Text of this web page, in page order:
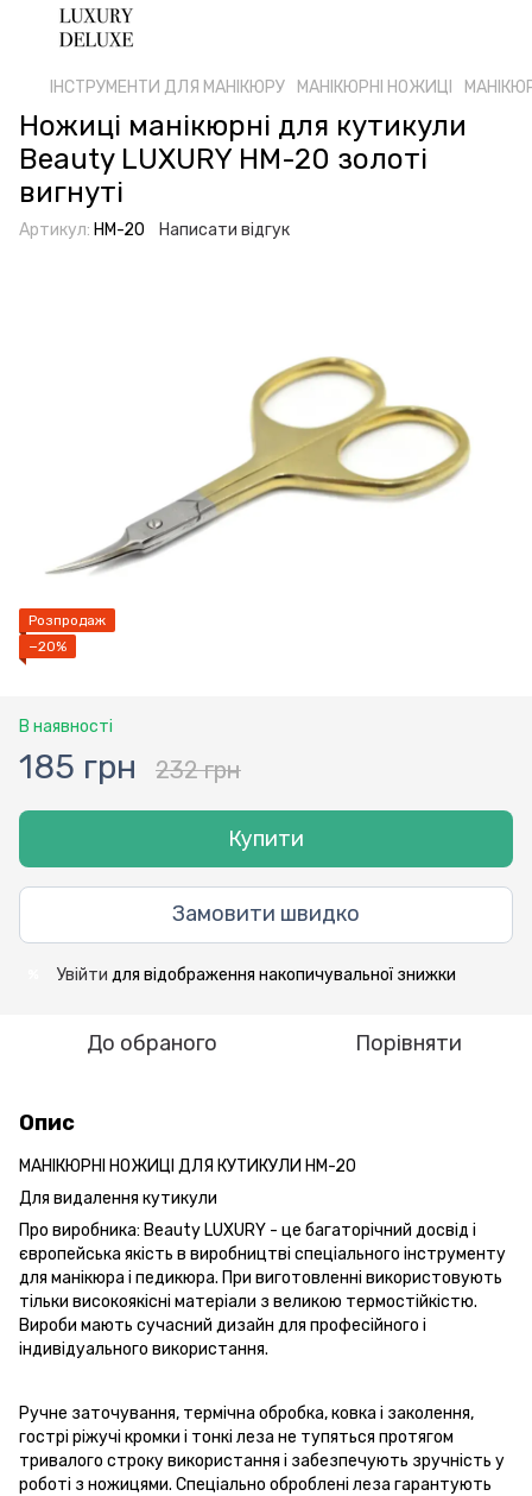
ІНСТРУМЕНТИ ДЛЯ МАНІКЮРУ МАНІКЮРНІ НОЖИЦІ
Ножиці манікюрні для кутикули
Beauty LUXURY HM-20 золоті
вигнуті
Артикул: HM-20 Написати відгук
Розпродаж
−20%
В наявності
185 грн 232 грн
Купити
Замовити швидко
Увійти для відображення накопичувальної знижки
До обраного Порівняти
Опис
МАНІКЮРНІ НОЖИЦІ ДЛЯ КУТИКУЛИ НМ-20
Для видалення кутикули
Про виробника: Beauty LUXURY - це багаторічний досвід і
європейська якість в виробництві спеціального інструменту
для манікюра і педикюра. При виготовленні використовують
тільки високоякісні матеріали з великою термостійкістю.
Вироби мають сучасний дизайн для професійного і
індивідуального використання.
Ручне заточування, термічна обробка, ковка і заколення,
гострі ріжучі кромки і тонкі леза не тупяться протягом
тривалого строку використання і забезпечують зручність у
роботі з ножицями. Спеціально оброблені леза гарантують